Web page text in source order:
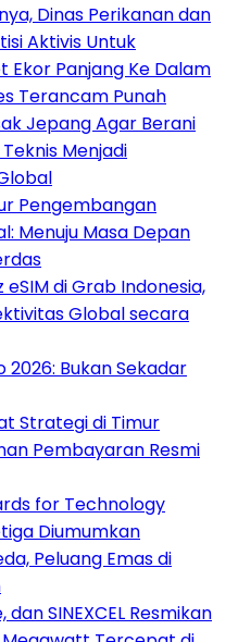
Dinas Perikanan dan
Aktivis Untuk
Panjang Ke Dalam
Terancam Punah
Jepang Agar Berani
Menjadi
Pengembangan
Menuju Masa Depan
eSIM di Grab Indonesia,
Global secara
Bukan Sekadar
Strategi di Timur
Pembayaran Resmi
for Technology
Diumumkan
Peluang Emas di
dan SINEXCEL Resmikan